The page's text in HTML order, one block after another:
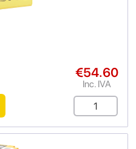
€54.60
Inc. IVA